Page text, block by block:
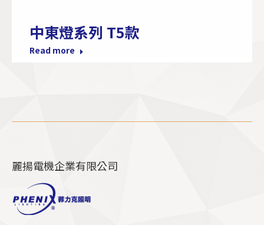
中東燈系列 T5款
Read more
麗揚電機企業有限公司